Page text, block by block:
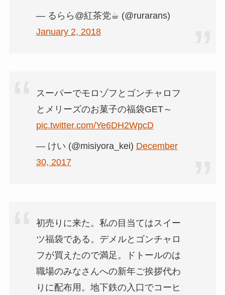
— るらら@紅茶党☕︎ (@rurarans)
January 2, 2018
スーパーでモロゾフとゴンチャロフ
とメリーズのお菓子の福袋GET～
pic.twitter.com/Ye6DH2WpcD
— けい (@misiyora_kei) December
30, 2017
初売りに来た。私の目当てはスイー
ツ福袋である。デメルとゴンチャロ
フが買えたので満足。ドトールのは
職場のみなさんへの新年ご挨拶代わ
りに配布用。地下鉄の入口でコーヒ